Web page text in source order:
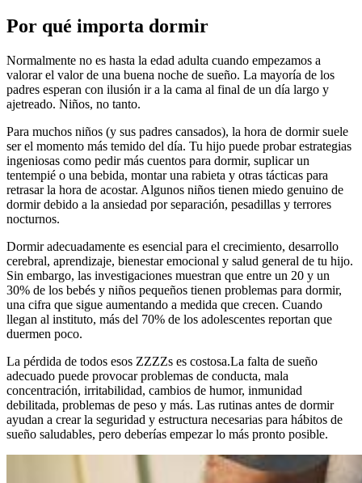
Por qué importa dormir
Normalmente no es hasta la edad adulta cuando empezamos a
valorar el valor de una buena noche de sueño. La mayoría de los
padres esperan con ilusión ir a la cama al final de un día largo y
ajetreado. Niños, no tanto.
Para muchos niños (y sus padres cansados), la hora de dormir suele
ser el momento más temido del día. Tu hijo puede probar estrategias
ingeniosas como pedir más cuentos para dormir, suplicar un
tentempié o una bebida, montar una rabieta y otras tácticas para
retrasar la hora de acostar. Algunos niños tienen miedo genuino de
dormir debido a la ansiedad por separación, pesadillas y terrores
nocturnos.
Dormir adecuadamente es esencial para el crecimiento, desarrollo
cerebral, aprendizaje, bienestar emocional y salud general de tu hijo.
Sin embargo, las investigaciones muestran que entre un 20 y un
30% de los bebés y niños pequeños tienen problemas para dormir,
una cifra que sigue aumentando a medida que crecen. Cuando
llegan al instituto, más del 70% de los adolescentes reportan que
duermen poco.
La pérdida de todos esos ZZZZs es costosa.La falta de sueño
adecuado puede provocar problemas de conducta, mala
concentración, irritabilidad, cambios de humor, inmunidad
debilitada, problemas de peso y más. Las rutinas antes de dormir
ayudan a crear la seguridad y estructura necesarias para hábitos de
sueño saludables, pero deberías empezar lo más pronto posible.